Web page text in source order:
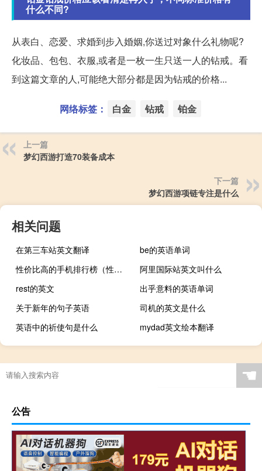
什么不同?
从表白、恋爱、求婚到步入婚姻,你送过对象什么礼物呢?
化妆品、包包、衣服,或者是一枚一生只送一人的钻戒。看
到这篇文章的人,可能绝大部分都是因为钻戒的价格...
网络标签： 白金 钻戒 铂金
上一篇
梦幻西游打造70装备成本
下一篇
梦幻西游项链专注是什么
相关问题
在第三车站英文翻译
be的英语单词
性价比高的手机排行榜（性价比高的手机排行）
阿里国际站英文叫什么
rest的英文
出乎意料的英语单词
关于新年的句子英语
司机的英文是什么
英语中的祈使句是什么
mydad英文绘本翻译
☚
公告